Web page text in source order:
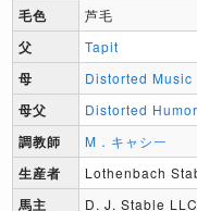
毛色 芦毛
父 Tapit
母 Distorted Music
母父 Distorted Humor
調教師 M．キャシー
生産者 Lothenbach
馬主 D. J. Stable